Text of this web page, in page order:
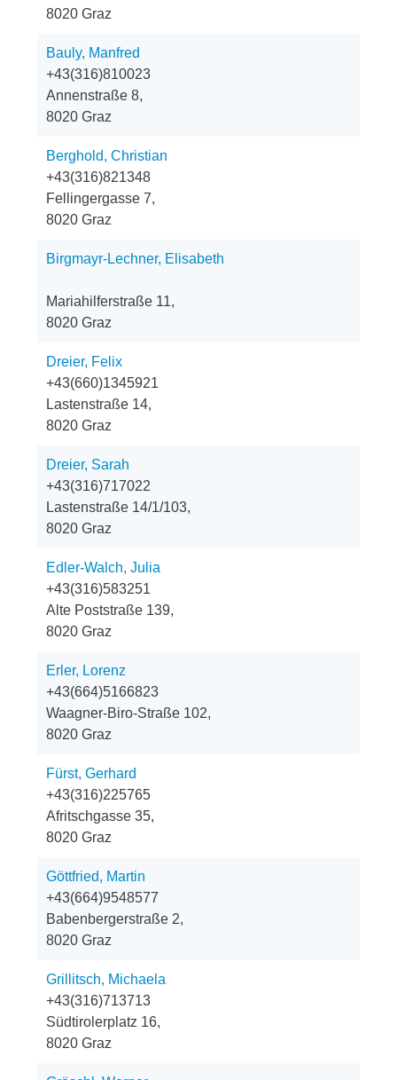
8020 Graz
Bauly, Manfred
+43(316)810023
Annenstraße 8,
8020 Graz
Berghold, Christian
+43(316)821348
Fellingergasse 7,
8020 Graz
Birgmayr-Lechner, Elisabeth
Mariahilferstraße 11,
8020 Graz
Dreier, Felix
+43(660)1345921
Lastenstraße 14,
8020 Graz
Dreier, Sarah
+43(316)717022
Lastenstraße 14/1/103,
8020 Graz
Edler-Walch, Julia
+43(316)583251
Alte Poststraße 139,
8020 Graz
Erler, Lorenz
+43(664)5166823
Waagner-Biro-Straße 102,
8020 Graz
Fürst, Gerhard
+43(316)225765
Afritschgasse 35,
8020 Graz
Göttfried, Martin
+43(664)9548577
Babenbergerstraße 2,
8020 Graz
Grillitsch, Michaela
+43(316)713713
Südtirolerplatz 16,
8020 Graz